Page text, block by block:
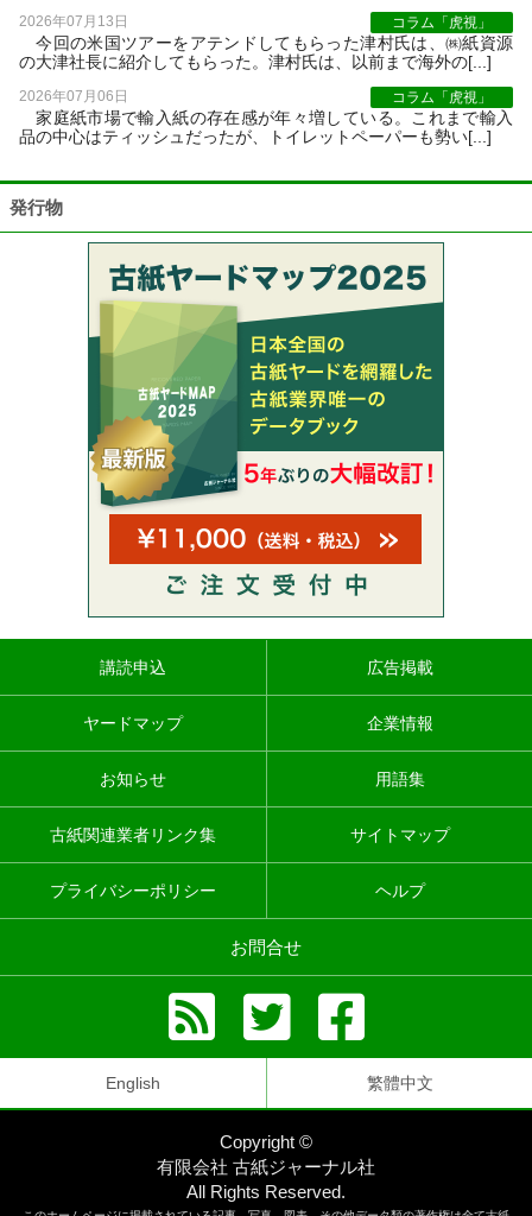
2026年07月13日 コラム「虎視」
今回の米国ツアーをアテンドしてもらった津村氏は、㈱紙資源
の大津社長に紹介してもらった。津村氏は、以前まで海外の[...]
2026年07月06日 コラム「虎視」
家庭紙市場で輸入紙の存在感が年々増している。これまで輸入
品の中心はティッシュだったが、トイレットペーパーも勢い[...]
発行物
講読申込 広告掲載
ヤードマップ 企業情報
お知らせ 用語集
古紙関連業者リンク集 サイトマップ
プライバシーポリシー ヘルプ
お問合せ
English 繁體中文
Copyright ©
有限会社 古紙ジャーナル社
All Rights Reserved.